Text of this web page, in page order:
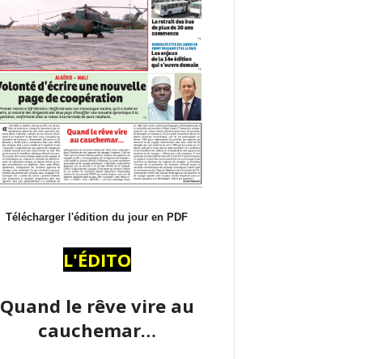
Télécharger l'édition du jour en PDF
L'ÉDITO
Quand le rêve vire au
cauchemar…